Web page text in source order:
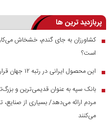
پربازدید ترین ها
■ کشاورزان به جای گندم، خشخاش
است؟
■ این محصول ایرانی در رتبه ۱۲ جهان قرار دارد
■ بانک سپه به عنوان قدیمی‌ترین و
مردم ارائه می‌دهد/ بسیاری از
می‌کنند